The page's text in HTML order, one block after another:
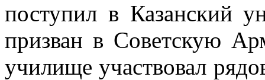
поступил в Казанский
призван в Советскую
училище участвовал